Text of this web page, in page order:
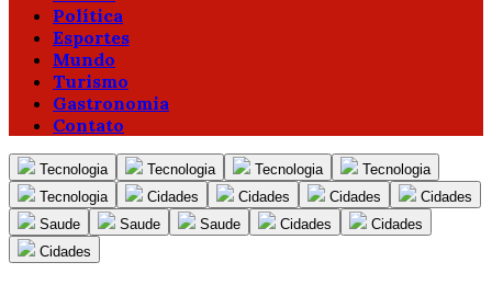
Política
Esportes
Mundo
Turismo
Gastronomia
Contato
Tecnologia Tecnologia Tecnologia
Tecnologia
Tecnologia
Cidades Cidades Cidades
Cidades
Saude
Saude Saude Cidades
Cidades
Cidades